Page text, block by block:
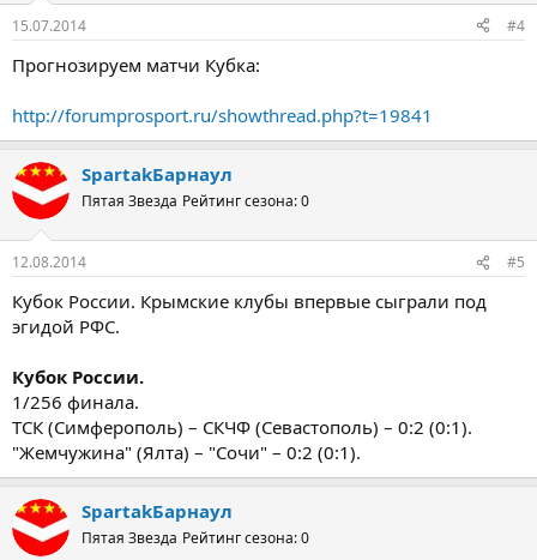
15.07.2014 #4
Прогнозируем матчи Кубка:
http://forumprosport.ru/showthread.php?t=19841
SpartakБарнаул
Пятая Звезда Рейтинг сезона: 0
12.08.2014 #5
Кубок России. Крымские клубы впервые сыграли под
эгидой РФС.
Кубок России.
1/256 финала.
ТСК (Симферополь) – СКЧФ (Севастополь) – 0:2 (0:1).
"Жемчужина" (Ялта) – "Сочи" – 0:2 (0:1).
SpartakБарнаул
Пятая Звезда Рейтинг сезона: 0